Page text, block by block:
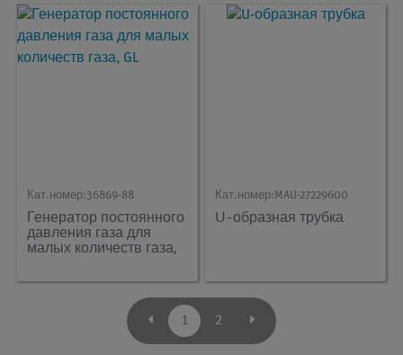
Кат.номер:36869-88
Генератор постоянного
давления газа для
малых количеств газа,
Кат.номер: MAU-27229600
U-образная трубка
1 2